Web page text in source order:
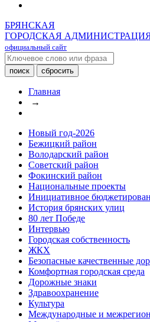
БРЯНСКАЯ
ГОРОДСКАЯ
официальный сайт
Главная
→
Новый год-2026
Бежицкий район
Володарский район
Советский район
Фокинский район
Национальные проекты
Инициативное
История брянских улиц
80 лет Победе
Интервью
Городская собственность
ЖКХ
Безопасные качественные
Комфортная городская среда
Дорожные знаки
Здравоохранение
Культура
Международные и